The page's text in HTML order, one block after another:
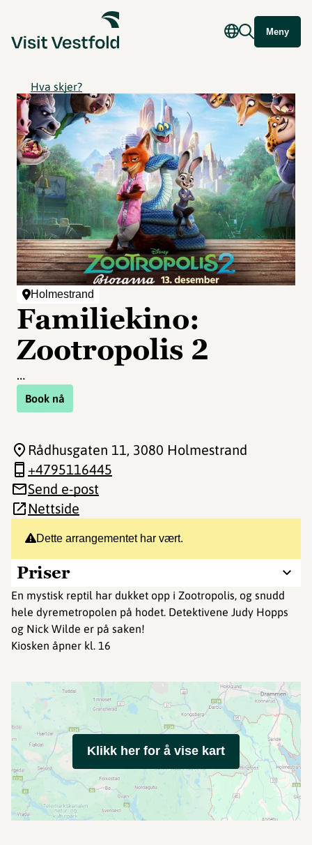
Meny
Hva skjer?
Holmestrand
Familiekino:
Zootropolis 2
…
Book nå
Dette arrangementet har vært.
Priser
En mystisk reptil har dukket opp i Zootropolis, og snudd
hele dyremetropolen på hodet. Detektivene Judy Hopps
og Nick Wilde er på saken!
Kiosken åpner kl. 16
Rådhusgaten 11, 3080 Holmestrand
+4795116445
Send e-post
Nettside
Klikk her for å vise kart